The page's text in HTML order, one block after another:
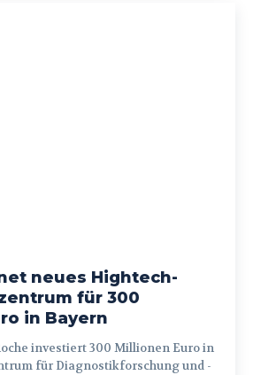
neues Hightech-
für 300
in Bayern
für Diagnostikforschung und -